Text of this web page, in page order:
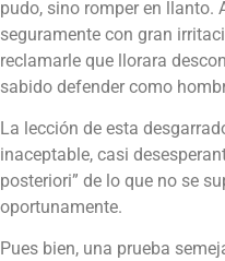
pudo, sino romper en llanto.
seguramente con gran
reclamarle que llorara
sabido defender como
La lección de esta
inaceptable, casi
posteriori” de lo que no se
oportunamente.
Pues bien, una prueba